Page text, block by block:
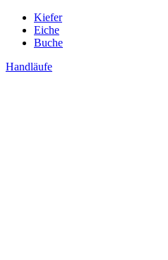
Kiefer
Eiche
Buche
Handläufe